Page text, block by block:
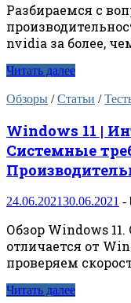
Разбираемся с
nvidia за более,
Читать далее
Обзоры /Статьи /
Windows 11 |
Системные
24.06.202130.06.2021 -
Обзор Windows
отличается от
проверяем
Читать далее